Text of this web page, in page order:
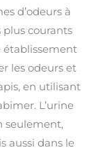
d’odeurs à
plus courants
établissement
les odeurs et
en utilisant
L’urine
seulement,
aussi dans le